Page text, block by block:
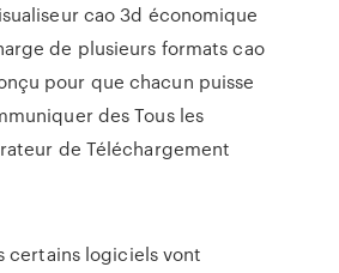
cao 3d économique
de plusieurs formats cao
pour que chacun puisse
des Tous les
de Téléchargement
certains logiciels vont